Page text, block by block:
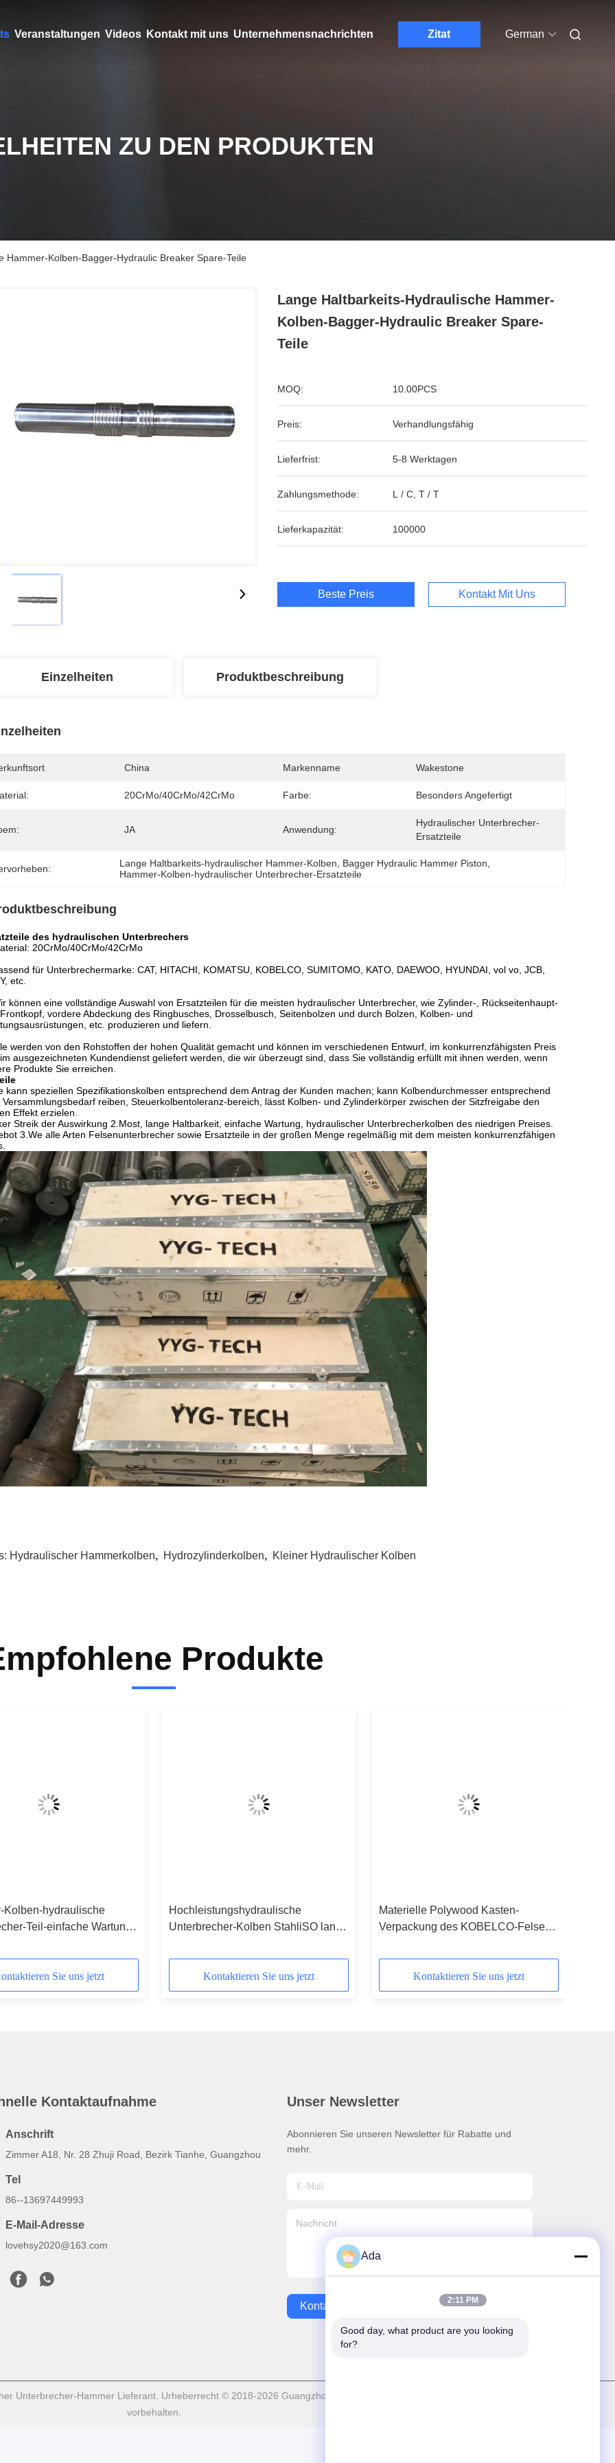
Veranstaltungen Videos Kontakt mit uns Unternehmensnachrichten Zitat German
ZU DEN PRODUKTEN
Hammer-Kolben-Bagger-Hydraulic Breaker Spare-Teile
Lange Haltbarkeits-Hydraulische Hammer-
Kolben-Bagger-Hydraulic Breaker Spare-
Teile
MOQ: 10.00PCS
Preis: Verhandlungsfähig
Lieferfrist: 5-8 Werktagen
Zahlungsmethode: L / C, T / T
Lieferkapazität: 100000
Beste Preis Kontakt Mit Uns
Einzelheiten Produktbeschreibung
China Markenname Wakestone
20CrMo/40CrMo/42CrMo Farbe: Besonders Angefertigt
JA Anwendung:
Hydraulischer Unterbrecher-
Ersatzteile
Lange Haltbarkeits-hydraulischer Hammer-Kolben Bagger Hydraulic Hammer Piston
Hammer-Kolben-hydraulischer Unterbrecher-Ersatzteile
des hydraulischen Unterbrechers
20CrMo/40CrMo/42CrMo
für Unterbrechermarke: CAT, HITACHI, KOMATSU, KOBELCO, SUMITOMO, KATO, DAEWOO, HYUNDAI, vol vo, JCB,
etc.
können eine vollständige Auswahl von Ersatzteilen für die meisten hydraulischer Unterbrecher, wie Zylinder-, Rückseitenhaupt-
vordere Abdeckung des Ringbusches, Drosselbusch, Seitenbolzen und durch Bolzen, Kolben- und
etc. produzieren und liefern.
werden von den Rohstoffen der hohen Qualität gemacht und können im verschiedenen Entwurf, im konkurrenzfähigsten Preis
ausgezeichneten Kundendienst geliefert werden, die wir überzeugt sind, dass Sie vollständig erfüllt mit ihnen werden, wenn
Produkte Sie erreichen.
kann speziellen Spezifikationskolben entsprechend dem Antrag der Kunden machen; kann Kolbendurchmesser entsprechend
Versammlungsbedarf reiben, Steuerkolbentoleranz-bereich, lässt Kolben- und Zylinderkörper zwischen der Sitzfreigabe den
Effekt erzielen.
Streik der Auswirkung 2.Most, lange Haltbarkeit, einfache Wartung, hydraulischer Unterbrecherkolben des niedrigen Preises.
3.We alle Arten Felsenunterbrecher sowie Ersatzteile in der großen Menge regelmäßig mit dem meisten konkurrenzfähigen
Hydraulischer Hammerkolben, Hydrozylinderkolben, Kleiner Hydraulischer Kolben
Produkte
Kolben-hydraulische
Teil-einfache Wartung
Sie uns jetzt
Hochleistungshydraulische
Unterbrecher-Kolben StahliSO lang
Bagger
Kontaktieren Sie uns jetzt
Materielle Polywood Kasten-
Verpackung des KOBELCO-Felsen-
Kontaktieren Sie uns jetzt
Kontaktaufnahme
Anschrift
Zimmer A18, Nr. 28 Zhuji Road, Bezirk Tianhe, Guangzhou
Tel
86--13697449993
E-Mail-Adresse
lovehsy2020@163.com
Unser Newsletter
Abonnieren Sie unseren Newsletter für Rabatte und
mehr.
Kontakt Mit Uns
Unterbrecher-Hammer Lieferant. Urheberrecht © 2018-2026 Guangzhou Zhenhui Machinery Equipment Co., Ltd - Alle. Alle Rechte
vorbehalten.
Ada
2:11 PM
Good day, what product are you looking
for?